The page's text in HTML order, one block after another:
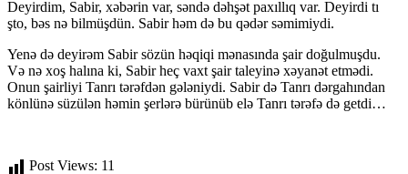
Deyirdim, Sabir, xəbərin var, səndə dəhşət paxıllıq var. Deyirdi tı
şto, bəs nə bilmüşdün. Sabir həm də bu qədər səmimiydi.
Yenə də deyirəm Sabir sözün həqiqi mənasında şair doğulmuşdu.
Və nə xoş halına ki, Sabir heç vaxt şair taleyinə xəyanət etmədi.
Onun şairliyi Tanrı tərəfdən gələniydi. Sabir də Tanrı dərgahından
könlünə süzülən həmin şerlərə bürünüb elə Tanrı tərəfə də getdi…
Post Views: 11